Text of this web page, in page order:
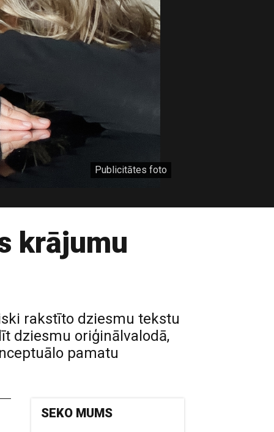
Publicitātes foto
krājumu
rakstīto dziesmu tekstu
dziesmu oriģinālvalodā,
pamatu
SEKO MUMS